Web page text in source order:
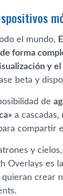
el mundo,
forma
y
beta y
de
a
compartir
y
Overlays es
crear